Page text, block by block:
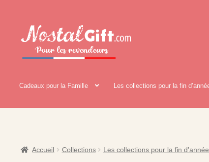
Aller
à
Aller
au
contenu
Cadeaux pour la Famille Les collections pour la fin
Accueil Collections Les collections pour la fin